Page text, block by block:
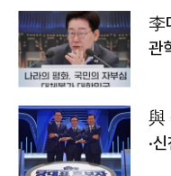
李
관
與
·